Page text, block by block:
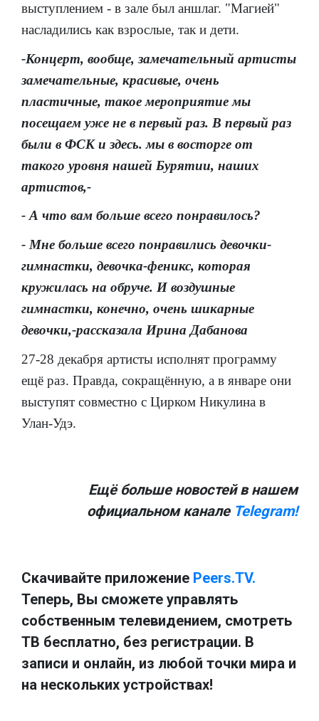
выступлением - в зале был аншлаг. "Магией"
насладились как взрослые, так и дети.
-Концерт, вообще, замечательный артисты
замечательные, красивые, очень
пластичные, такое мероприятие мы
посещаем уже не в первый раз. В первый раз
были в ФСК и здесь. мы в восторге от
такого уровня нашей Бурятии, наших
артистов,-
- А что вам больше всего понравилось?
- Мне больше всего понравились девочки-
гимнастки, девочка-феникс, которая
кружилась на обруче. И воздушные
гимнастки, конечно, очень шикарные
девочки,-рассказала Ирина Дабанова
27-28 декабря артисты исполнят программу
ещё раз. Правда, сокращённую, а в январе они
выступят совместно с Цирком Никулина в
Улан-Удэ.
Ещё больше новостей в нашем
официальном канале Telegram!
Скачивайте приложение Peers.TV.
Теперь, Вы сможете управлять
собственным телевидением, смотреть
ТВ бесплатно, без регистрации. В
записи и онлайн, из любой точки мира и
на нескольких устройствах!